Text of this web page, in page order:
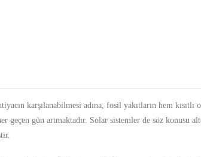
karşılanabilmesi adına, fosil yakıtların hem kısıtlı
geçen gün artmaktadır. Solar sistemler de söz konusu